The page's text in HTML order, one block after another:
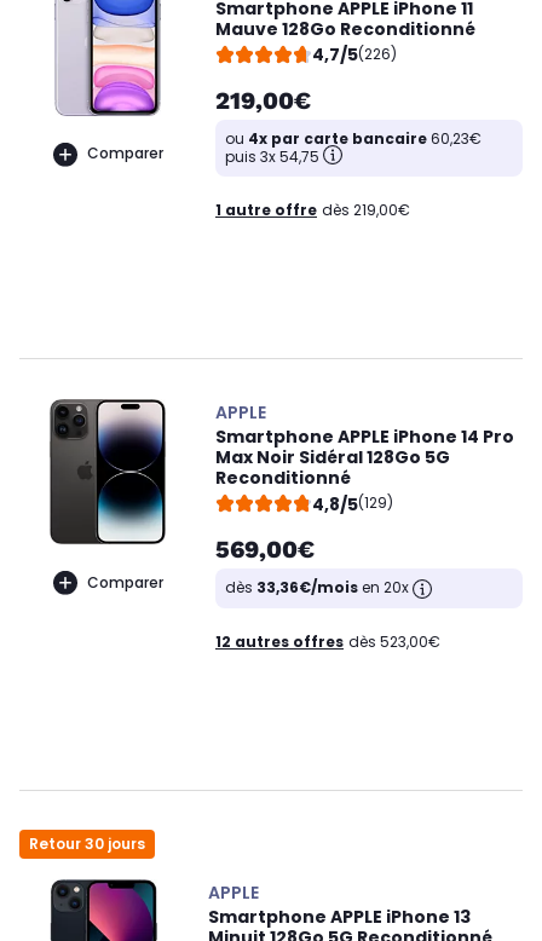
Comparer
Smartphone APPLE iPhone 11
Mauve 128Go Reconditionné
4,7/5(226)
219,00€
ou 4x par carte bancaire60,23€
puis 3x 54,75
1 autre offre dès 219,00€
Comparer
APPLE
Smartphone APPLE iPhone 14 Pro
Max Noir Sidéral 128Go 5G
Reconditionné
4,8/5(129)
569,00€
dès 33,36€/moisen 20x
12 autres offres dès 523,00€
Retour 30 jours
APPLE
Smartphone APPLE iPhone 13